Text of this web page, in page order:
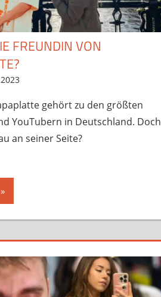
FREUNDIN VON
gehört zu den größten
YouTubern in Deutschland. Doch
an seiner Seite?